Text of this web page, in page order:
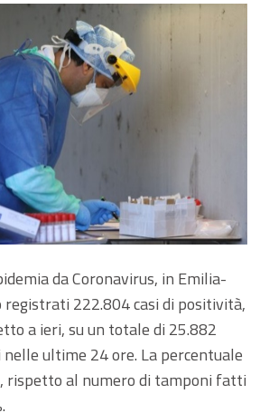
da Coronavirus, in Emilia-
registrati 222.804 casi di positività,
a ieri, su un totale di 25.882
ultime 24 ore. La percentuale
rispetto al numero di tamponi fatti